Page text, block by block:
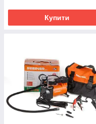
Купити